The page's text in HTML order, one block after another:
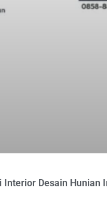
Interior Desain Hunian